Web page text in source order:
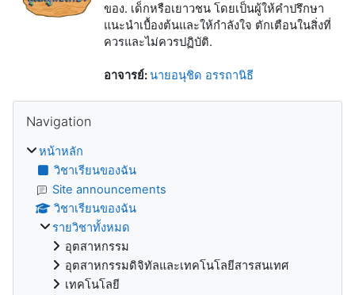
ของ. เด็กหรือเยาวชน โดยเป็นผู้ให้คำปรึกษา
แนะนำเบื้องต้นและให้กำลังใจ ตักเตือนในสิ่งที่
ควรและไม่ควรปฏิบัติ.
อาจารย์:นายอนุชิด อรรถานิธี
บล็อค
Navigation
หน้าหลัก
วิชาเรียนของฉัน
Site announcements
วิชาเรียนของฉัน
รายวิชาทั้งหมด
อุตสาหกรรม
อุตสาหกรรมดิจิทัลและเทคโนโลยีสารสนเทศ
เทคโนโลยี